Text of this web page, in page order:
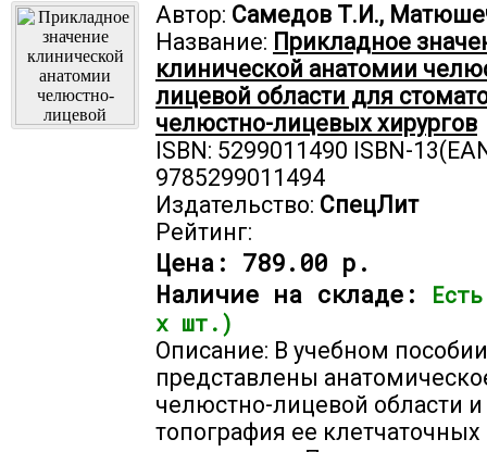
Автор: Самедов Т.И.,
Название: Прикладное
клинической анатомии
лицевой области для
челюстно-лицевых хирургов
ISBN: 5299011490 ISBN-
9785299011494
Издательство: СпецЛит
Рейтинг:
Цена: 789.00 р.
Наличие на складе:
х шт.)
Описание: В учебном пособии
представлены
челюстно-лицевой области и
топография ее клетчаточных